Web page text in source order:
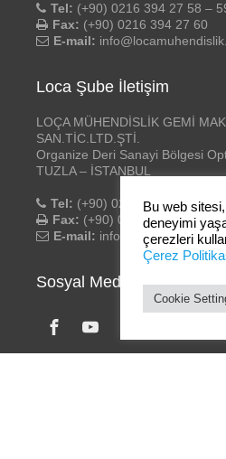
Tel: (+90) 0216 394 27 58 –
Fax: (+90) 0216 394 27 60
E-mail:
Loca Şube İletişim
LOÇA MÜHENDİSLİK GEMİ
SAN.TİC.LTD.ŞTİ.
Organize Deri Sanayi Bölgesi
TUZLA – İSTANBUL
Tel: (+90) 0216 394 27 58 –
Fax: (+90) 0216 394 27 60
E-mail:
Sosyal Medya
Bu web
deneyimi
çerezleri
Çerez
Cookie